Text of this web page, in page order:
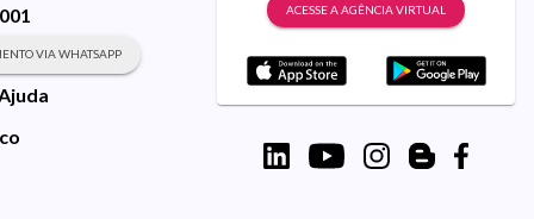
VIA WHATSAPP
ACESSE A AGÊNCIA VIRTUAL